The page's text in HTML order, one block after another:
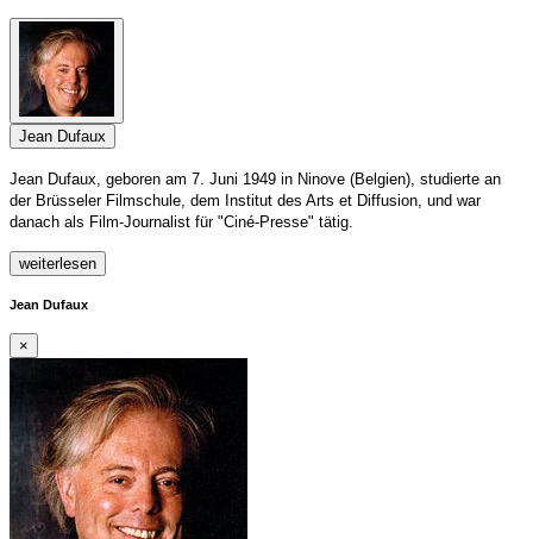
Jean Dufaux
Jean Dufaux, geboren am 7. Juni 1949 in Ninove (Belgien), studierte an
der Brüsseler Filmschule, dem Institut des Arts et Diffusion, und war
danach als Film-Journalist für "Ciné-Presse" tätig.
weiterlesen
Jean Dufaux
×